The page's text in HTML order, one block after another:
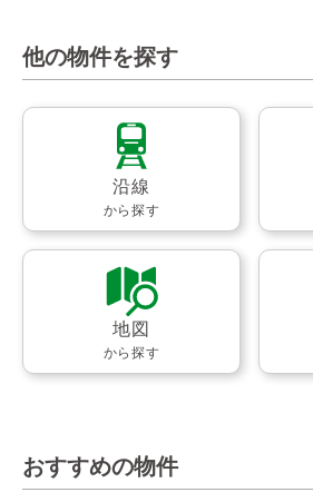
他の物件を探す
沿線
から探す
地図
から探す
おすすめの物件